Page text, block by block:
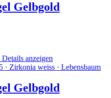
Gelbgold
Details anzeigen
Gelbgold